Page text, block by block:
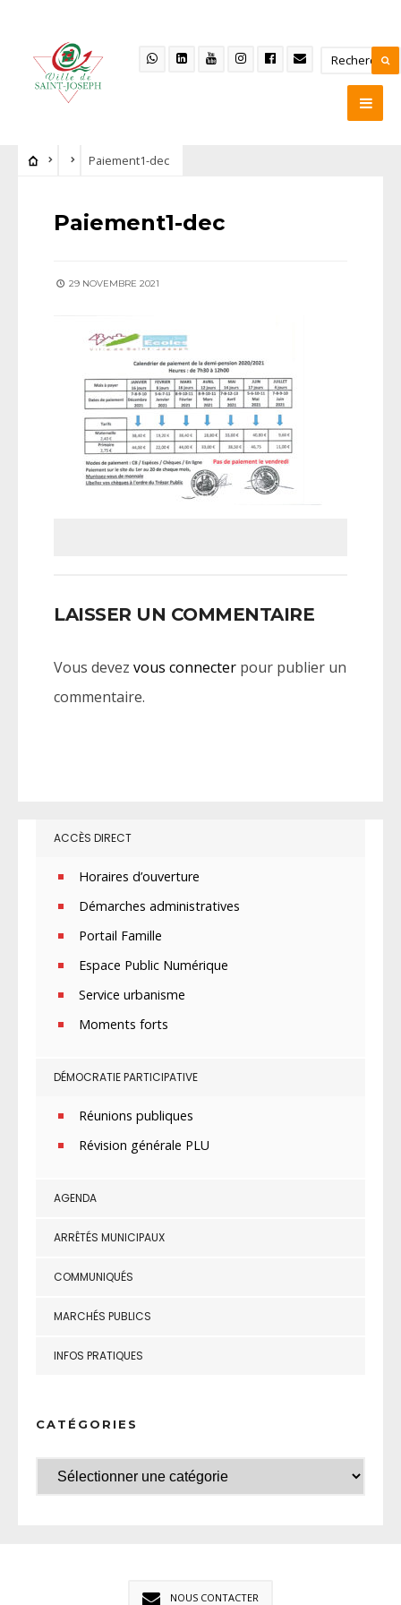
Paiement1-dec
Paiement1-dec
29 NOVEMBRE 2021
LAISSER UN COMMENTAIRE
Vous devez vous connecter pour publier un
commentaire.
ACCÈS DIRECT
Horaires d’ouverture
Démarches administratives
Portail Famille
Espace Public Numérique
Service urbanisme
Moments forts
DÉMOCRATIE PARTICIPATIVE
Réunions publiques
Révision générale PLU
AGENDA
ARRÊTÉS MUNICIPAUX
COMMUNIQUÉS
MARCHÉS PUBLICS
INFOS PRATIQUES
CATÉGORIES
NOUS CONTACTER